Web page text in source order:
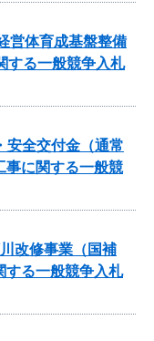
営体育成基盤整備
る一般競争入札
安全交付金（通常
に関する一般競
改修事業（国補
する一般競争入札